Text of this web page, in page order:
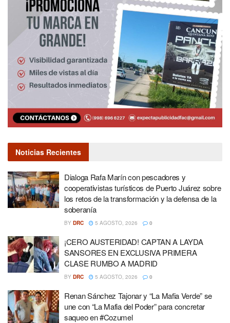
Noticias Recientes
Dialoga Rafa Marín con pescadores y
cooperativistas turísticos de Puerto Juárez sobre
los retos de la transformación y la defensa de la
soberanía
BY DRC 5 AGOSTO, 2026 0
¡CERO AUSTERIDAD! CAPTAN A LAYDA
SANSORES EN EXCLUSIVA PRIMERA
CLASE RUMBO A MADRID
BY DRC 5 AGOSTO, 2026 0
Renan Sánchez Tajonar y “La Mafia Verde” se
une con “La Mafia del Poder” para concretar
saqueo en #Cozumel